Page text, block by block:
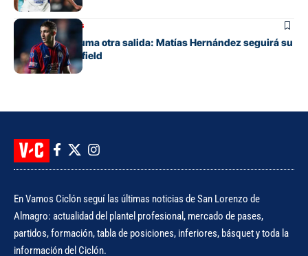
Mercado de pases
San Lorenzo suma otra salida: Matías Hernández seguirá su
carrera en Banfield
En Vamos Ciclón seguí las últimas noticias de San Lorenzo de
Almagro: actualidad del plantel profesional, mercado de pases,
partidos, formación, tabla de posiciones, inferiores, básquet y toda la
información del Ciclón.